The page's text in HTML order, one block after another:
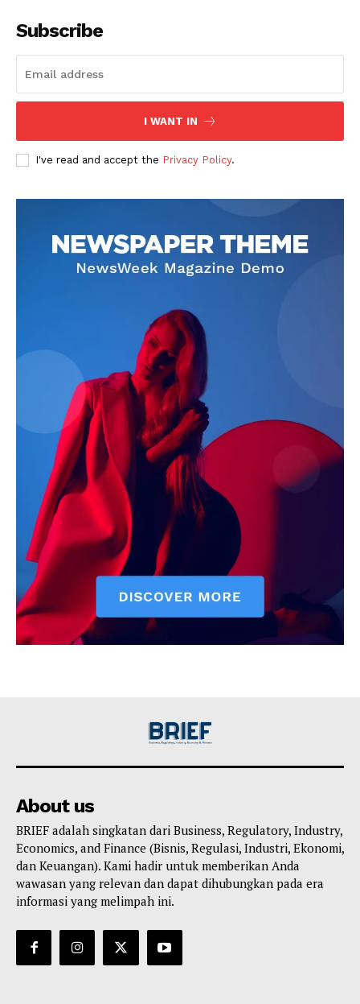
Subscribe
I WANT IN
I've read and accept the Privacy Policy.
About us
BRIEF adalah singkatan dari Business, Regulatory, Industry,
Economics, and Finance (Bisnis, Regulasi, Industri, Ekonomi,
dan Keuangan). Kami hadir untuk memberikan Anda
wawasan yang relevan dan dapat dihubungkan pada era
informasi yang melimpah ini.